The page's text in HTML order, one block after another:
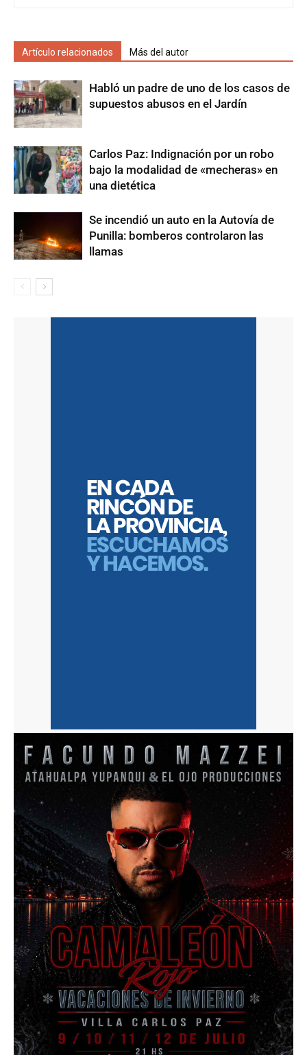
Artículo relacionados Más del autor
Habló un padre de uno de los casos de
supuestos abusos en el Jardín
Carlos Paz: Indignación por un robo
bajo la modalidad de «mecheras» en
una dietética
Se incendió un auto en la Autovía de
Punilla: bomberos controlaron las
llamas